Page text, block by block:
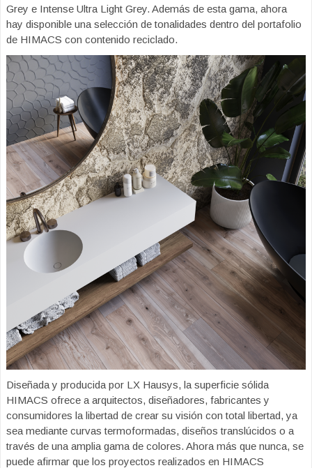
Grey e Intense Ultra Light Grey. Además de esta gama, ahora
hay disponible una selección de tonalidades dentro del portafolio
de HIMACS con contenido reciclado.
Diseñada y producida por LX Hausys, la superficie sólida
HIMACS ofrece a arquitectos, diseñadores, fabricantes y
consumidores la libertad de crear su visión con total libertad, ya
sea mediante curvas termoformadas, diseños translúcidos o a
través de una amplia gama de colores. Ahora más que nunca, se
puede afirmar que los proyectos realizados en HIMACS